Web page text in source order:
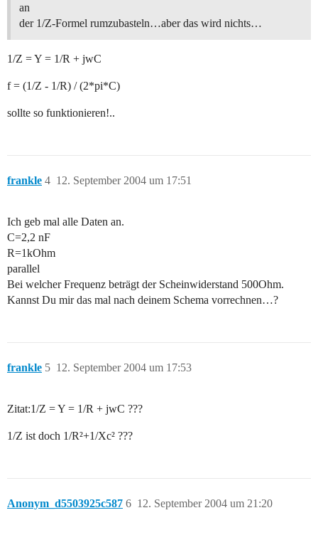
an
der 1/Z-Formel rumzubasteln…aber das wird nichts…
1/Z = Y = 1/R + jwC
f = (1/Z - 1/R) / (2*pi*C)
sollte so funktionieren!..
frankle 12. September 2004 um 17:51
4
Ich geb mal alle Daten an.
C=2,2 nF
R=1kOhm
parallel
Bei welcher Frequenz beträgt der Scheinwiderstand 500Ohm.
Kannst Du mir das mal nach deinem Schema vorrechnen…?
frankle 12. September 2004 um 17:53
5
Zitat:1/Z = Y = 1/R + jwC ???
1/Z ist doch 1/R²+1/Xc² ???
Anonym_d5503925c587 12. September 2004 um 21:20
6